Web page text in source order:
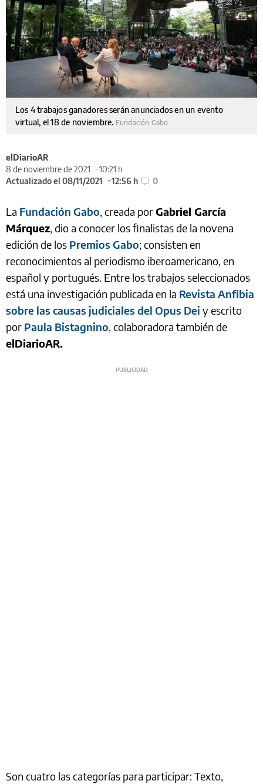
Los 4 trabajos ganadores serán anunciados en un evento
virtual, el 18 de noviembre. Fundación Gabo
elDiarioAR
8 de noviembre de 2021
10:21 h
Actualizado el 08/11/2021
12:56 h 0
La Fundación Gabo, creada porGabriel García
Márquez, dio a conocer los finalistas de la novena
edición de los Premios Gabo; consisten en
reconocimientos al periodismo iberoamericano, en
español y portugués. Entre los trabajos seleccionados
está una investigación publicada en la Revista Anfibia
sobre las causas judiciales del Opus Dei y escrito
por Paula Bistagnino, colaboradora también de
elDiarioAR.
Son cuatro las categorías para participar: Texto,